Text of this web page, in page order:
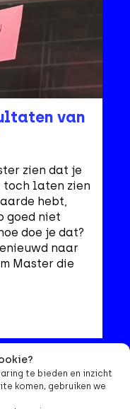
te bieden en inzicht
komen, gebruiken we
van
zien dat je
laten zien
hebt,
goed niet
doe je dat?
naar
Master die
Agile